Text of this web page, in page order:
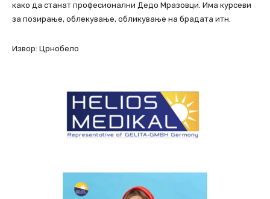
како да станат професионални Дедо Мразовци. Има курсеви
за позирање, облекување, обликување на брадата итн.
Извор: Црнобело